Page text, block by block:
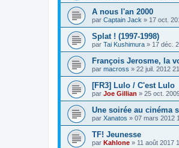
A nous l'an 2000
par Captain Jack » 17 oct.
Splat ! (1997-1998)
par Tai Kushimura » 17 déc.
François Jerosme, la
par macross » 22 juil. 2012
[FR3] Lulo / C'est Lulo
par Joe Gillian » 25 oct.
Une soirée au cinéma
par Xanatos » 07 mars 2012
TF! Jeunesse
par Kahlone » 11 août 2017